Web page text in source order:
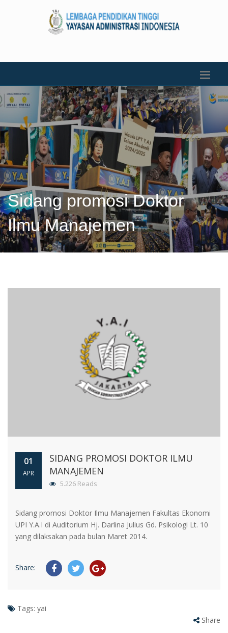
Sidang promosi Doktor
Ilmu Manajemen
01
APR
SIDANG PROMOSI DOKTOR ILMU
MANAJEMEN
5.226 Reads
Sidang promosi Doktor Ilmu Manajemen Fakultas Ekonomi
UPI Y.A.I di Auditorium Hj. Darlina Julius Gd. Psikologi Lt. 10
yang dilaksakan pada bulan Maret 2014.
Share:
Tags: yai
Share